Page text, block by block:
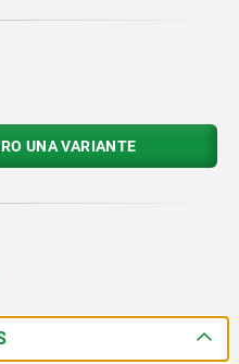
UNA VARIANTE